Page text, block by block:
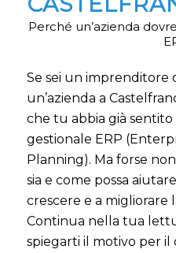
Perché un’azienda
Se sei un imprenditore
un’azienda a
che tu abbia già
gestionale ERP
Planning). Ma forse
sia e come possa
crescere e a migliorare
Continua nella tua
spiegarti il motivo per il